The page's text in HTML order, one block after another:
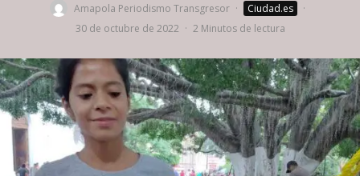
Amapola Periodismo Transgresor · Ciudad.es
·
30 de octubre de 2022 · 2 Minutos de lectura